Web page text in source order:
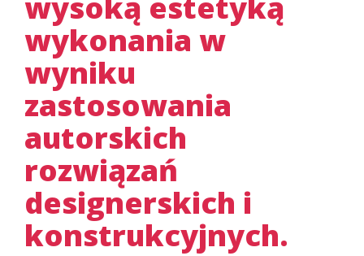
wykonania w
wyniku
zastosowania
autorskich
rozwiązań
designerskich i
konstrukcyjnych.